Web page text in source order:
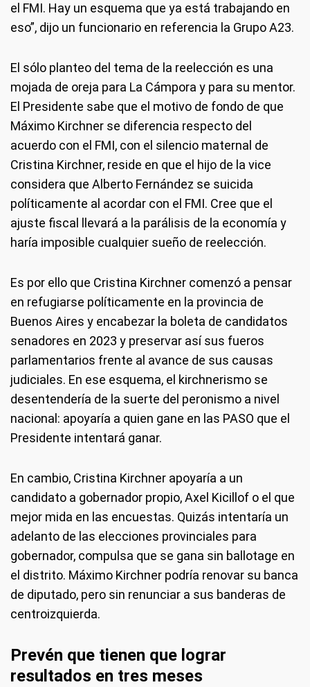
el FMI. Hay un esquema que ya está trabajando en
eso”, dijo un funcionario en referencia la Grupo A23.
El sólo planteo del tema de la reelección es una
mojada de oreja para La Cámpora y para su mentor.
El Presidente sabe que el motivo de fondo de que
Máximo Kirchner se diferencia respecto del
acuerdo con el FMI, con el silencio maternal de
Cristina Kirchner, reside en que el hijo de la vice
considera que Alberto Fernández se suicida
políticamente al acordar con el FMI. Cree que el
ajuste fiscal llevará a la parálisis de la economía y
haría imposible cualquier sueño de reelección.
Es por ello que Cristina Kirchner comenzó a pensar
en refugiarse políticamente en la provincia de
Buenos Aires y encabezar la boleta de candidatos
senadores en 2023 y preservar así sus fueros
parlamentarios frente al avance de sus causas
judiciales. En ese esquema, el kirchnerismo se
desentendería de la suerte del peronismo a nivel
nacional: apoyaría a quien gane en las PASO que el
Presidente intentará ganar.
En cambio, Cristina Kirchner apoyaría a un
candidato a gobernador propio, Axel Kicillof o el que
mejor mida en las encuestas. Quizás intentaría un
adelanto de las elecciones provinciales para
gobernador, compulsa que se gana sin ballotage en
el distrito. Máximo Kirchner podría renovar su banca
de diputado, pero sin renunciar a sus banderas de
centroizquierda.
Prevén que tienen que lograr
resultados en tres meses